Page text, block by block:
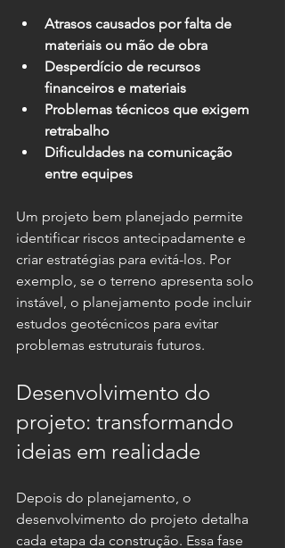
Atrasos causados por falta de
materiais ou mão de obra
Desperdício de recursos
financeiros e materiais
Problemas técnicos que exigem
retrabalho
Dificuldades na comunicação
entre equipes
Um projeto bem planejado permite
identificar riscos antecipadamente e
criar estratégias para evitá-los. Por
exemplo, se o terreno apresenta solo
instável, o planejamento pode incluir
estudos geotécnicos para evitar
problemas estruturais futuros.
Desenvolvimento do
projeto: transformando
ideias em realidade
Depois do planejamento, o
desenvolvimento do projeto detalha
cada etapa da construção. Essa fase